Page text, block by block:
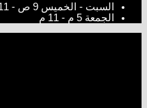
السبت - الخميس 9 ص - 11 م
الجمعة 5 م - 11 م